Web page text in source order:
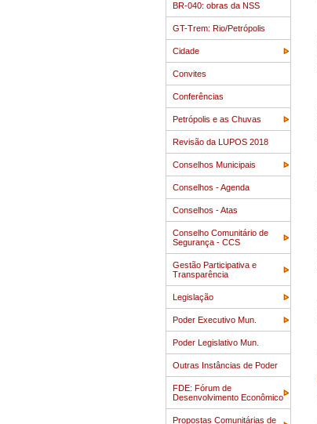
BR-040: obras da NSS
GT-Trem: Rio/Petrópolis
Cidade
Convites
Conferências
Petrópolis e as Chuvas
Revisão da LUPOS 2018
Conselhos Municipais
Conselhos - Agenda
Conselhos - Atas
Conselho Comunitário de
Segurança - CCS
Gestão Participativa e
Transparência
Legislação
Poder Executivo Mun.
Poder Legislativo Mun.
Outras Instâncias de Poder
FDE: Fórum de
Desenvolvimento Econômico
Propostas Comunitárias de